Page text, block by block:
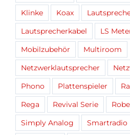
Klinke
Koax
Lautsprecherkabel
LS
Mobilzubehör
Multiroom
Netzwerklautsprecher
Phono
Plattenspieler
Rega
Revival Serie
Simply Analog
Smartradio